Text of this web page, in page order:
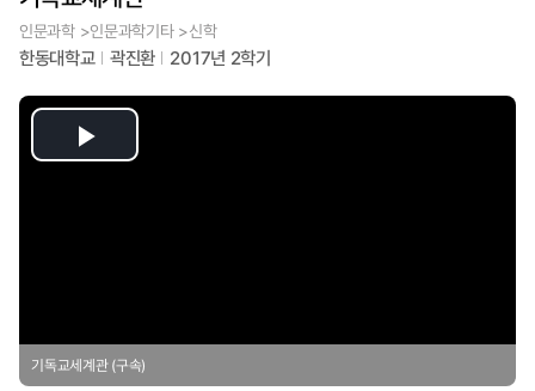
인문과학 >인문과학기타 >신학
한동대학교 곽진환 2017년 2학기
Play
기독교세계관 (구속)